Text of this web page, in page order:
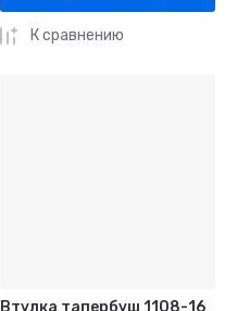
К сравнению
Втулка тапербуш 1108-16